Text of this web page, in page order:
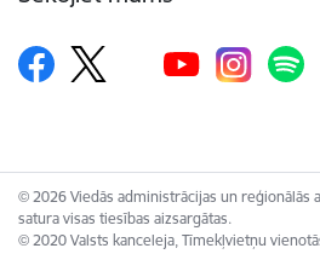
© 2026 Viedās administrācijas un reģionālās
satura visas tiesības aizsargātas.
© 2020 Valsts kanceleja, Tīmekļvietņu